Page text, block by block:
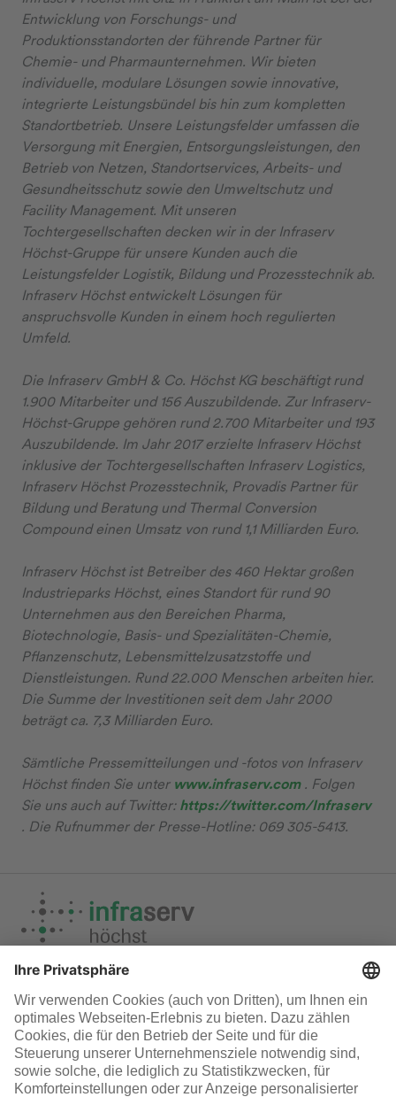
Entwicklung von Forschungs- und
Produktionsstandorten der führende Partner für
Chemie- und Pharmaunternehmen. Wir bieten
individuelle, modulare Lösungen sowie innovative,
integrierte Leistungsbündel bis hin zum kompletten
Standortbetrieb. Unsere Leistungsfelder umfassen die
Versorgung mit Energien, Entsorgungsleistungen, den
Betrieb von Netzen, Standortservices, Arbeits- und
Gesundheitsschutz sowie den Umweltschutz und
Facility Management. Mit unseren
Tochtergesellschaften decken wir in der Infraserv
Höchst-Gruppe für unsere Kunden auch die
Leistungsfelder Logistik, Bildung und Prozesstechnik ab.
Infraserv Höchst entwickelt Lösungen für
anspruchsvolle Kunden in einem hoch regulierten
Umfeld.
Die Infraserv GmbH & Co. Höchst KG beschäftigt rund
1.900 Mitarbeiter und 156 Auszubildende. Zur Infraserv-
Höchst-Gruppe gehören rund 2.700 Mitarbeiter und 193
Auszubildende. Im Jahr 2017 erzielte Infraserv Höchst
inklusive der Tochtergesellschaften Infraserv Logistics,
Infraserv Höchst Prozesstechnik, Provadis Partner für
Bildung und Beratung und Thermal Conversion
Compound einen Umsatz von rund 1,1 Milliarden Euro.
Infraserv Höchst ist Betreiber des 460 Hektar großen
Industrieparks Höchst, eines Standort für rund 90
Unternehmen aus den Bereichen Pharma,
Biotechnologie, Basis- und Spezialitäten-Chemie,
Pflanzenschutz, Lebensmittelzusatzstoffe und
Dienstleistungen. Rund 22.000 Menschen arbeiten hier.
Die Summe der Investitionen seit dem Jahr 2000
beträgt ca. 7,3 Milliarden Euro.
Sämtliche Pressemitteilungen und -fotos von Infraserv
Höchst finden Sie unter www.infraserv.com . Folgen
Sie uns auch auf Twitter: https://twitter.com/Infraserv
. Die Rufnummer der Presse-Hotline: 069 305-5413.
Medien
Infraserv Höchst